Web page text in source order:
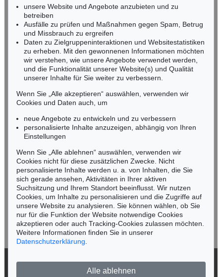
Miriam Heß
Tel.: +49 (0)62 21 58 80-038
Fax: +49 (0)62 21 58 80-595
infoheidelberg@kettererkunst.de
NORDDEUTSCHLAND
Nico Kassel, M.A.
Mobil: +49 (0)171 8618661
n.kassel@kettererkunst.de
Keine Auktion mehr verpassen!
Wir informieren Sie rechtzeitig.
Jetzt zum Newsletter anmelden >
unsere Website und Angebote anzubieten und zu
betreiben
Ausfälle zu prüfen und Maßnahmen gegen Spam, Betrug
und Missbrauch zu ergreifen
Daten zu Zielgruppeninteraktionen und Websitestatistiken
zu erheben. Mit den gewonnenen Informationen möchten
wir verstehen, wie unsere Angebote verwendet werden,
und die Funktionalität unserer Website(s) und Qualität
unserer Inhalte für Sie weiter zu verbessern.
Wenn Sie „Alle akzeptieren“ auswählen, verwenden wir
Cookies und Daten auch, um
neue Angebote zu entwickeln und zu verbessern
personalisierte Inhalte anzuzeigen, abhängig von Ihren
Einstellungen
Wenn Sie „Alle ablehnen“ auswählen, verwenden wir
Cookies nicht für diese zusätzlichen Zwecke. Nicht
personalisierte Inhalte werden u. a. von Inhalten, die Sie
sich gerade ansehen, Aktivitäten in Ihrer aktiven
Suchsitzung und Ihrem Standort beeinflusst. Wir nutzen
Cookies, um Inhalte zu personalisieren und die Zugriffe auf
unsere Website zu analysieren. Sie können wählen, ob Sie
nur für die Funktion der Website notwendige Cookies
akzeptieren oder auch Tracking-Cookies zulassen möchten.
Weitere Informationen finden Sie in unserer
Datenschutzerklärung
Alle ablehnen